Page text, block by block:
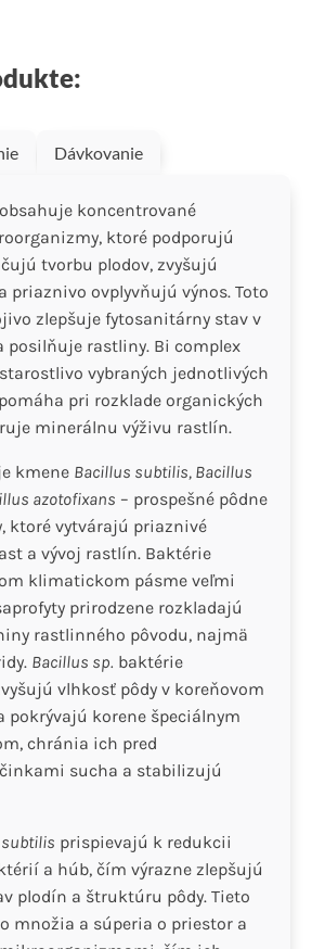
Dávkovanie
koncentrované
ktoré podporujú
tvorbu plodov, zvyšujú
priaznivo ovplyvňujú výnos. Toto
zlepšuje fytosanitárny stav v
posilňuje rastliny. Bi complex
vybraných jednotlivých
pomáha pri rozklade organických
minerálnu výživu rastlín.
kmene Bacillus subtilis, Bacillus
azotofixans – prospešné pôdne
ktoré vytvárajú priaznivé
a vývoj rastlín. Baktérie
klimatickom pásme veľmi
prirodzene rozkladajú
rastlinného pôvodu, najmä
Bacillus sp. baktérie
vlhkosť pôdy v koreňovom
pokrývajú korene špeciálnym
chránia ich pred
sucha a stabilizujú
prispievajú k redukcii
a húb, čím výrazne zlepšujú
plodín a štruktúru pôdy. Tieto
množia a súperia o priestor a